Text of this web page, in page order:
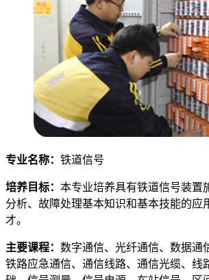
专业名称： 铁道信号
培养目标： 本专业培养具有铁道信号装置
分析、故障处理基本知识和基本技能的应
才。
主要课程： 数字通信、光纤通信、数据通
铁路应急通信、通信线路、通信光缆、线